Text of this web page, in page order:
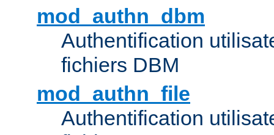
mod_authn_dbm
Authentification
fichiers DBM
mod_authn_file
Authentification